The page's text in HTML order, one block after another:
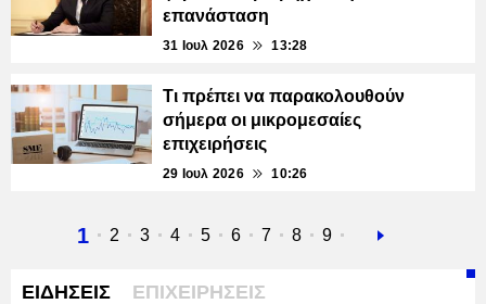
επανάσταση
31 Ιουλ 2026 13:28
Τι πρέπει να παρακολουθούν
σήμερα οι μικρομεσαίες
επιχειρήσεις
29 Ιουλ 2026 10:26
Τρέχουσα
1 Σελίδα
2 Σελίδα
3 Σελίδα
4 Σελίδα
5 Σελίδα
6 Σελίδα
7 Σελίδα
8 Σελίδα
9
Next
ΕΙΔΗΣΕΙΣ ΕΠΙΧΕΙΡΗΣΕΙΣ